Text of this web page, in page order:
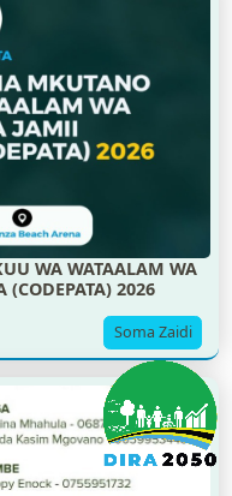
WA WATAALAM WA
2026
Soma Zaidi